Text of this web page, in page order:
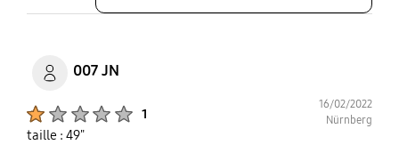
007 JN
1
16/02/2022
Nürnberg
taille : 49"